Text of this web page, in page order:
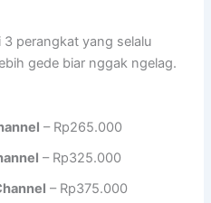
3 perangkat yang selalu
gede biar nggak ngelag.
– Rp265.000
– Rp325.000
– Rp375.000